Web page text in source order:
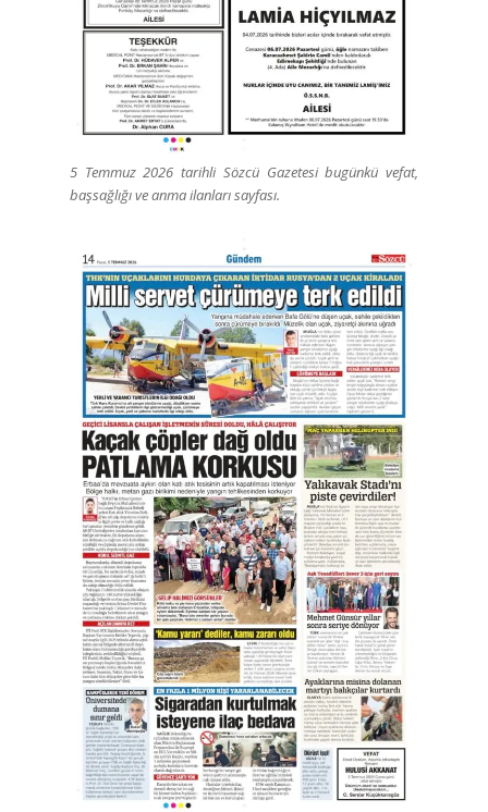
5 Temmuz 2026 tarihli Sözcü Gazetesi bugünkü vefat,
başsağlığı ve anma ilanları sayfası.